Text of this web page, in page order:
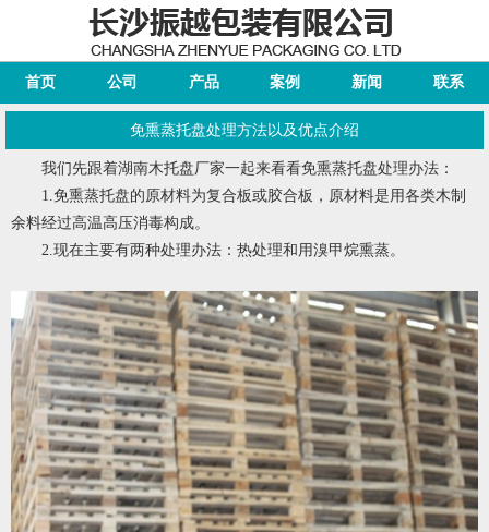
首页 公司 产品 案例 新闻 联系
免熏蒸托盘处理方法以及优点介绍
我们先跟着湖南木托盘厂家一起来看看免熏蒸托盘处理办法：
1.免熏蒸托盘的原材料为复合板或胶合板，原材料是用各类木制
余料经过高温高压消毒构成。
2.现在主要有两种处理办法：热处理和用溴甲烷熏蒸。